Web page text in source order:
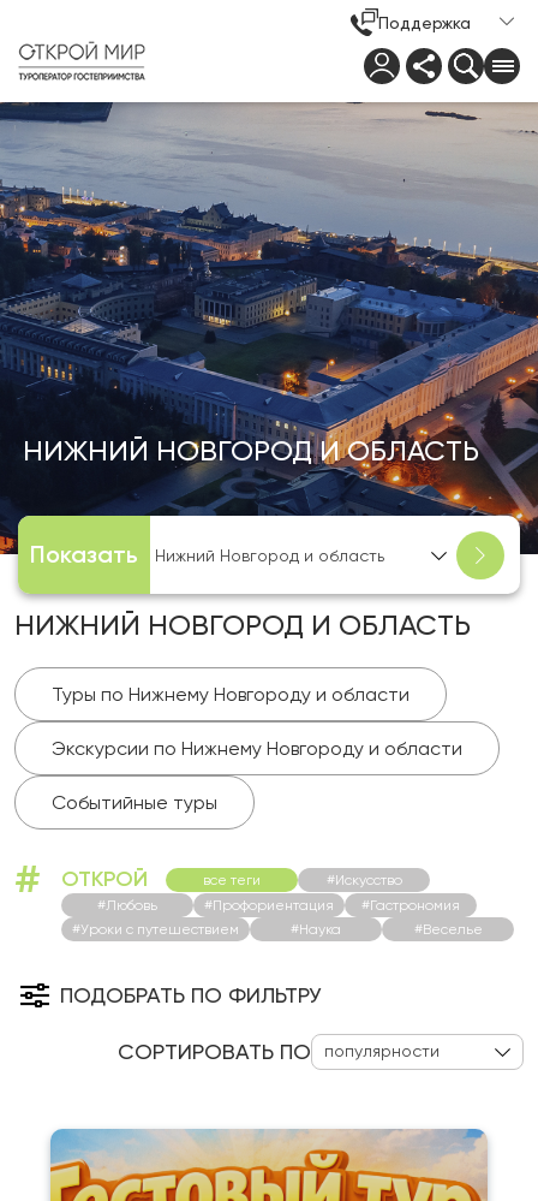
Поддержка
НИЖНИЙ НОВГОРОД И ОБЛАСТЬ
Показать Нижний Новгород и область
НИЖНИЙ НОВГОРОД И ОБЛАСТЬ
Туры по Нижнему Новгороду и области
Экскурсии по Нижнему Новгороду и области
Событийные туры
# ОТКРОЙ все теги
#Искусство
#Любовь
#Профориентация
#Гастрономия
#Уроки с путешествием
#Наука #Веселье
ПОДОБРАТЬ ПО ФИЛЬТРУ
СОРТИРОВАТЬ ПО популярности